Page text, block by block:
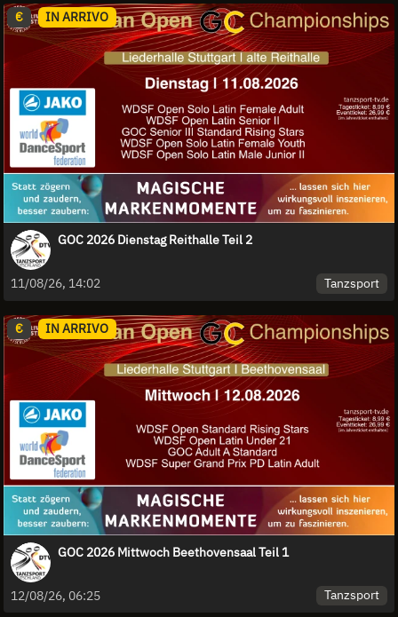
€ IN ARRIVO
GOC 2026 Dienstag Reithalle Teil 2
11/08/26, 14:02 Tanzsport
€ IN ARRIVO
GOC 2026 Mittwoch Beethovensaal Teil 1
12/08/26, 06:25 Tanzsport